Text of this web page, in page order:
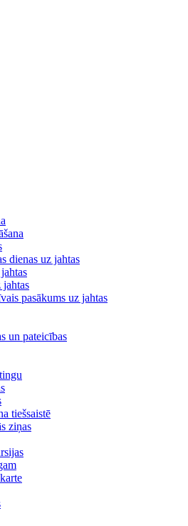
dienas uz jahtas
jahtas
pasākums uz jahtas
un pateicības
tiešsaistē
ziņas